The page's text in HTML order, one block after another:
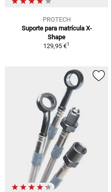
PROTECH
Suporte para matrícula X-
Shape
129,95 €1